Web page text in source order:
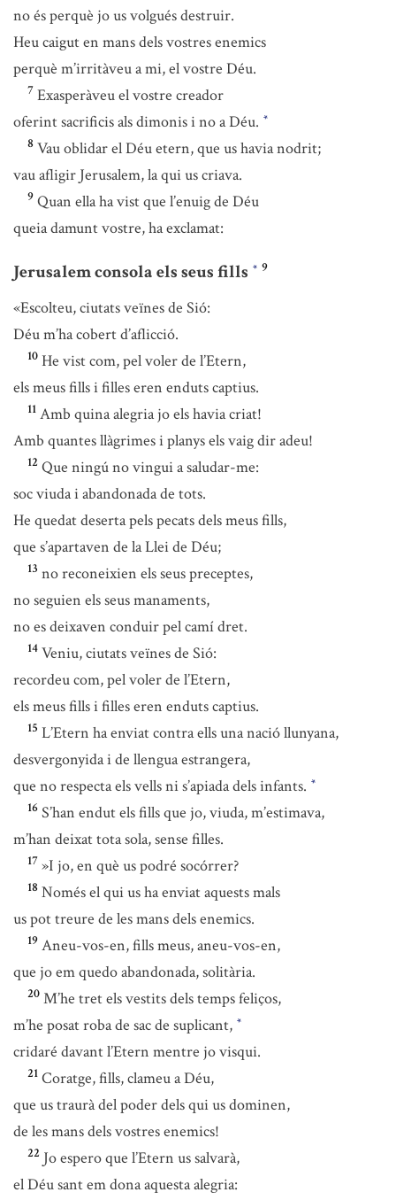
no és perquè jo us volgués destruir.
Heu caigut en mans dels vostres enemics
perquè m’irritàveu a mi, el vostre Déu.
7 Exasperàveu el vostre creador
oferint sacrificis als dimonis i no a Déu. *
8 Vau oblidar el Déu etern, que us havia nodrit;
vau afligir Jerusalem, la qui us criava.
9 Quan ella ha vist que l’enuig de Déu
queia damunt vostre, ha exclamat:
Jerusalem consola els seus fills * 9
«Escolteu, ciutats veïnes de Sió:
Déu m’ha cobert d’aflicció.
10 He vist com, pel voler de l’Etern,
els meus fills i filles eren enduts captius.
11 Amb quina alegria jo els havia criat!
Amb quantes llàgrimes i planys els vaig dir adeu!
12 Que ningú no vingui a saludar-me:
soc viuda i abandonada de tots.
He quedat deserta pels pecats dels meus fills,
que s’apartaven de la Llei de Déu;
13 no reconeixien els seus preceptes,
no seguien els seus manaments,
no es deixaven conduir pel camí dret.
14 Veniu, ciutats veïnes de Sió:
recordeu com, pel voler de l’Etern,
els meus fills i filles eren enduts captius.
15 L’Etern ha enviat contra ells una nació llunyana,
desvergonyida i de llengua estrangera,
que no respecta els vells ni s’apiada dels infants. *
16 S’han endut els fills que jo, viuda, m’estimava,
m’han deixat tota sola, sense filles.
17 »I jo, en què us podré socórrer?
18 Només el qui us ha enviat aquests mals
us pot treure de les mans dels enemics.
19 Aneu-vos-en, fills meus, aneu-vos-en,
que jo em quedo abandonada, solitària.
20 M’he tret els vestits dels temps feliços,
m’he posat roba de sac de suplicant, *
cridaré davant l’Etern mentre jo visqui.
21 Coratge, fills, clameu a Déu,
que us traurà del poder dels qui us dominen,
de les mans dels vostres enemics!
22 Jo espero que l’Etern us salvarà,
el Déu sant em dona aquesta alegria: